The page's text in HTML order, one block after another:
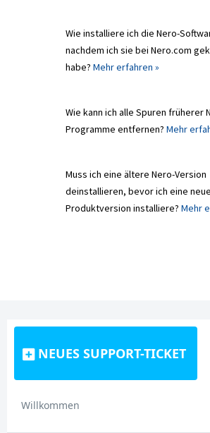
Wie installiere ich die Nero-
nachdem ich sie bei Nero.com
habe? Mehr erfahren »
Wie kann ich alle Spuren früherer
Programme entfernen? Mehr
Muss ich eine ältere Nero-Version
deinstallieren, bevor ich eine neue
Produktversion installiere? Mehr
NEUES SUPPORT-TICKET
Willkommen